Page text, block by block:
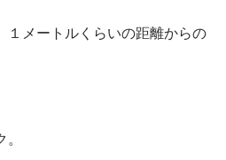
１メートルくらいの距離からの